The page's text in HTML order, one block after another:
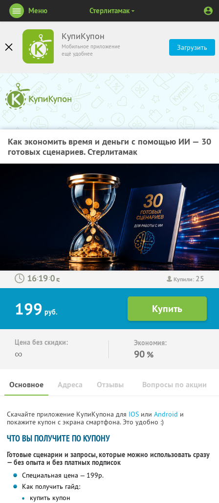
КупиКупон
Мобильное приложение
ещё удобнее
Загрузить
Меню Стерлитамак
Как экономить время и деньги с помощью ИИ — 30
готовых сценариев. Стерлитамак
Купили: 25
: :
199 руб.
Цена без скидки:
∞
Экономия:
90 %
Основное Отзывы Вопросы по акции
Адреса
Скачайте приложение КупиКупона для IOS или Android и
покажите купон с экрана смартфона. Это удобно :)
ЧТО ВЫ ПОЛУЧИТЕ ПО КУПОНУ
Готовые сценарии и запросы, которые можно использовать сразу
— без опыта и без платных подписок
Специальная цена — 199р.
Как получить гайд:
купить купон